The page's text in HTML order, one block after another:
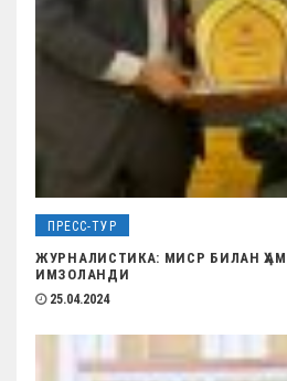
м
ПРЕСС-ТУР
ЖУРНАЛИСТИКА: МИСР БИЛАН
ИМЗОЛАНДИ
25.04.2024